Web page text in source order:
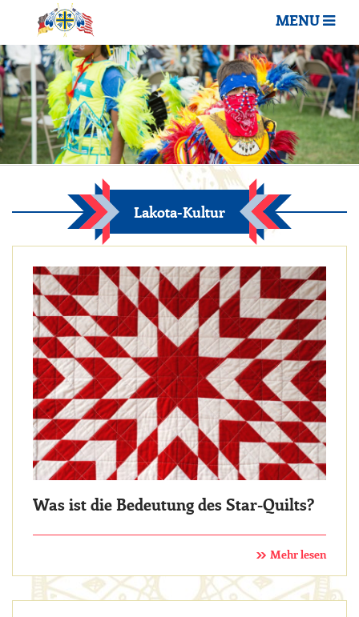
MENU
Lakota-Kultur
Was ist die Bedeutung des Star-Quilts?
Mehr lesen